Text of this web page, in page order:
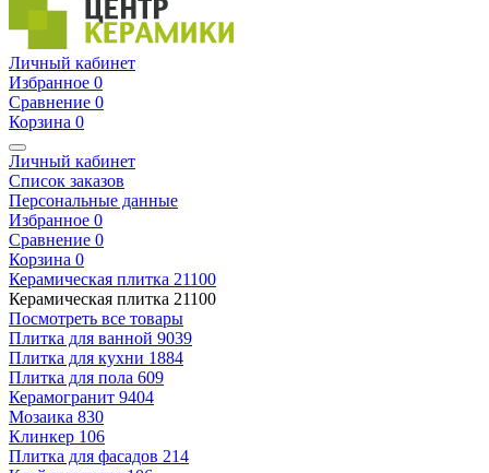
Личный кабинет
Избранное 0
Сравнение 0
Корзина 0
Личный кабинет
Список заказов
Персональные данные
Избранное 0
Сравнение 0
Корзина 0
Керамическая плитка 21100
Керамическая плитка 21100
Посмотреть все товары
Плитка для ванной 9039
Плитка для кухни 1884
Плитка для пола 609
Керамогранит 9404
Мозаика 830
Клинкер 106
Плитка для фасадов 214